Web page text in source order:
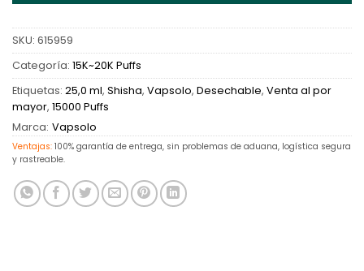
SKU: 615959
Categoría: 15K~20K Puffs
Etiquetas: 25,0 ml, Shisha, Vapsolo, Desechable, Venta al por
mayor, 15000 Puffs
Marca: Vapsolo
Ventajas: 100% garantía de entrega, sin problemas de aduana, logística segura
y rastreable.